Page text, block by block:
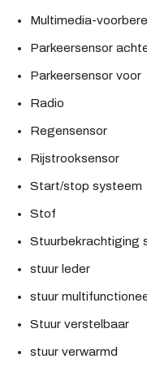
Multimedia-
Parkeersensor
Parkeersensor voor
Radio
Regensensor
Rijstrooksensor
Start/stop systeem
Stof
Stuurbekrachtiging
stuur leder
stuur
Stuur verstelbaar
stuur verwarmd